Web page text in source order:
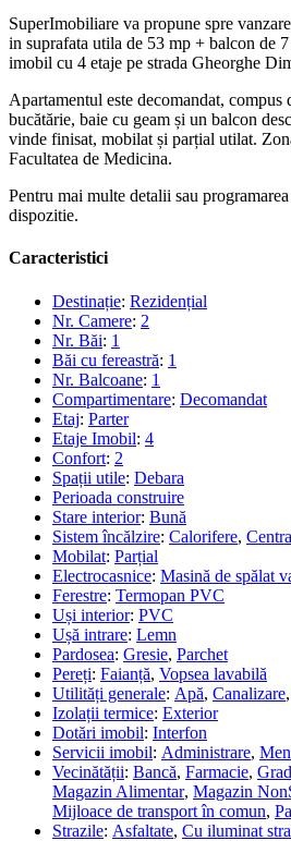
SuperImobiliare va propune spre
in suprafata utila de 53 mp + balcon de
imobil cu 4 etaje pe strada Gheorghe
Apartamentul este decomandat, compus
bucătărie, baie cu geam și un balcon
vinde finisat, mobilat și parțial utilat.
Facultatea de Medicina.
Pentru mai multe detalii sau
dispozitie.
Caracteristici
Destinație: Rezidențial
Nr. Camere: 2
Nr. Băi: 1
Băi cu fereastră: 1
Nr. Balcoane: 1
Compartimentare: Decomandat
Etaj: Parter
Etaje Imobil: 4
Confort: 2
Spații utile: Debara
Perioada construire
Stare interior: Bună
Sistem încălzire: Calorifere,
Mobilat: Parțial
Electrocasnice: Masină de spălat
Ferestre: Termopan PVC
Uși interior: PVC
Ușă intrare: Lemn
Pardosea: Gresie, Parchet
Pereți: Faianță, Vopsea lavabilă
Utilități generale: Apă, Canalizare,
Izolații termice: Exterior
Dotări imobil: Interfon
Servicii imobil: Administrare,
Vecinătății: Bancă, Farmacie,
Magazin Alimentar, Magazin
Mijloace de transport în comun,
Strazile: Asfaltate, Cu iluminat